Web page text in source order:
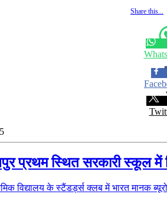
Share this...
प्रथम स्थित सरकारी स्कूल में
विद्यालय के स्टैंडर्ड्स क्लब में भारत मानक